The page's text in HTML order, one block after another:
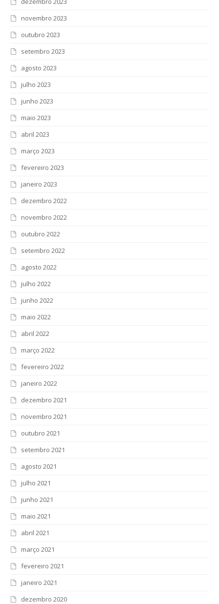
novembro 2023
outubro 2023
setembro 2023
agosto 2023
julho 2023
junho 2023
maio 2023
abril 2023
março 2023
fevereiro 2023
janeiro 2023
dezembro 2022
novembro 2022
outubro 2022
setembro 2022
agosto 2022
julho 2022
junho 2022
maio 2022
abril 2022
março 2022
fevereiro 2022
janeiro 2022
dezembro 2021
novembro 2021
outubro 2021
setembro 2021
agosto 2021
julho 2021
junho 2021
maio 2021
abril 2021
março 2021
fevereiro 2021
janeiro 2021
dezembro 2020